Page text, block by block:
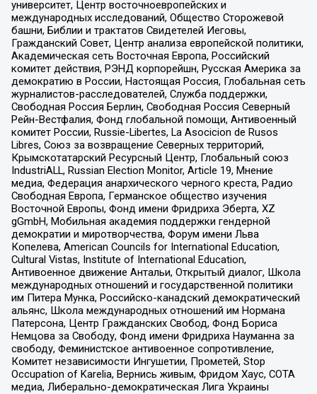
университет, Центр восточноевропейских и
международных исследований, Общество Сторожевой
башни, Библии и трактатов Свидетелей Иеговы,
Гражданский Совет, Центр анализа европейской политики,
Академическая сеть Восточная Европа, Российский
комитет действия, РЭНД корпорейшн, Русская Америка за
демократию в России, Настоящая Россия, Глобальная сеть
журналистов-расследователей, Служба поддержки,
Свободная Россия Берлин, Свободная Россия Северный
Рейн-Вестфалия, Фонд глобальной помощи, Антивоенный
комитет России, Russie-Libertes, La Asocicion de Rusos
Libres, Союз за возвращение Северных территорий,
Крымскотатарский Ресурсный Центр, Глобальный союз
IndustriALL, Russian Election Monitor, Article 19, Мнение
медиа, Федерация анархического черного креста, Радио
Свободная Европа, Германское общество изучения
Восточной Европы, Фонд имени Фридриха Эберта, XZ
gGmbH, Мобильная академия поддержки гендерной
демократии и миротворчества, Форум имени Льва
Копелева, American Councils for International Education,
Cultural Vistas, Institute of International Education,
Антивоенное движение Антальи, Открытый диалог, Школа
международных отношений и государственной политики
им Питера Мунка, Российско-канадский демократический
альянс, Школа международных отношений им Нормана
Патерсона, Центр Гражданских Свобод, Фонд Бориса
Немцова за Свободу, Фонд имени Фридриха Науманна за
свободу, Феминистское антивоенное сопротивление,
Комитет независимости Ингушетии, Прометей, Stop
Occupation of Karelia, Вернись живым, Фридом Хаус, СОТА
медиа, Либерально-демократическая Лига Украины